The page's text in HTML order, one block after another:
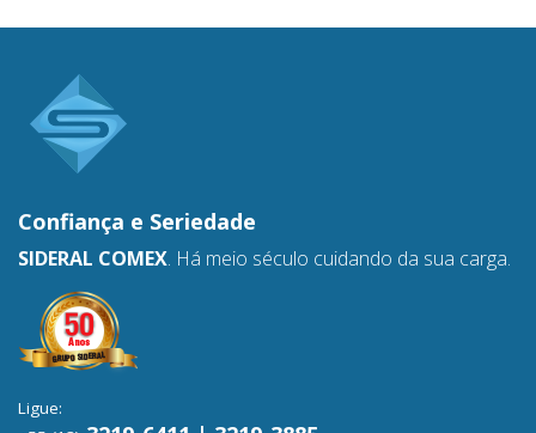
Confiança e Seriedade
SIDERAL COMEX. Há meio século cuidando da sua carga.
Ligue: